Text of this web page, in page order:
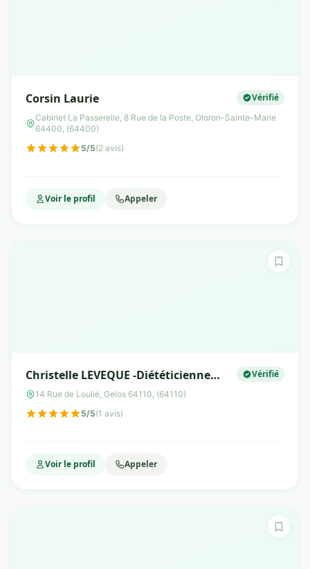
Corsin Laurie Vérifié
Cabinet La Passerelle, 8 Rue de la Poste, Oloron-Sainte-Marie
64400, (64400)
5/5(2 avis)
Voir le profil Appeler
Christelle LEVEQUE -Diététicienne
Nutritionniste
Vérifié
14 Rue de Loulié, Gelos 64110, (64110)
5/5(1 avis)
Voir le profil Appeler